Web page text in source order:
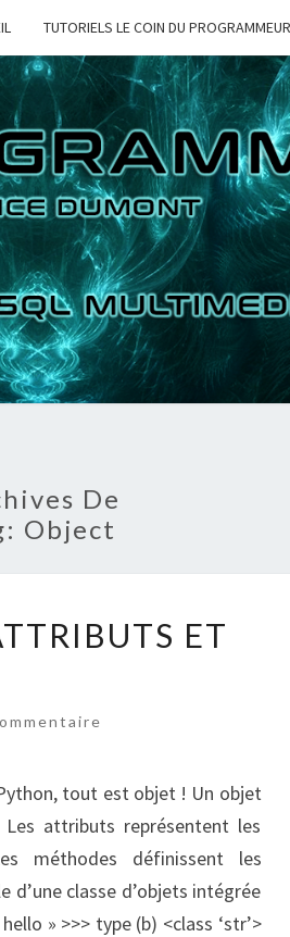
TUTORIELS LE COIN DU PROGRAMMEUR
LE
TUTORIELS
PYTHON PHP
MYSQL
MULTIMEDIAS
2D 3D
VIDEOS
De
Object
ET
tout est objet ! Un objet
attributs représentent les
méthodes définissent les
classe d’objets intégrée
» >>> type (b) <class ‘str’>